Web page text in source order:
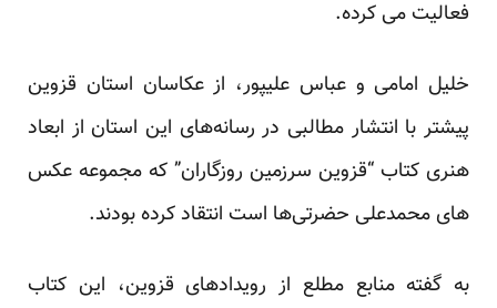
فعالیت می کرده.
خلیل امامی و عباس علیپور، از عکاسان استان قزوین
پیشتر با انتشار مطالبی در رسانه‌های این استان از ابعاد
هنری کتاب “قزوین سرزمین روزگاران” که مجموعه عکس
های محمدعلی حضرتی‌ها است انتقاد کرده بودند.
به گفته منابع مطلع از رویدادهای قزوین، این کتاب